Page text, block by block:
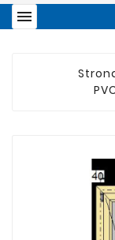
